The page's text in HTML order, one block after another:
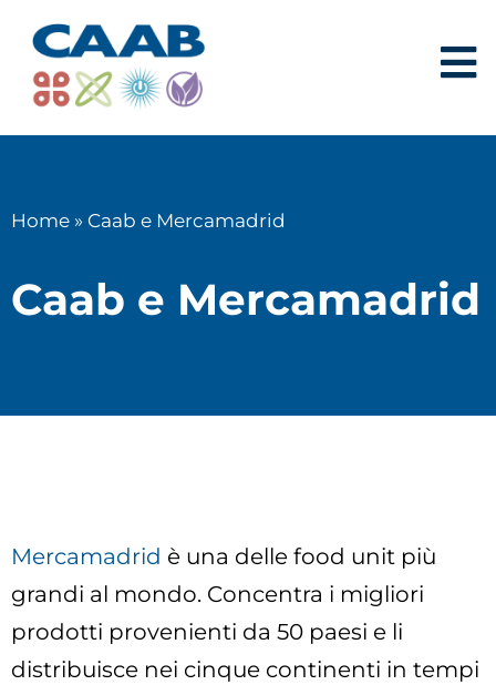
Home » Caab e Mercamadrid
Caab e Mercamadrid
Mercamadrid è una delle food unit più
grandi al mondo. Concentra i migliori
prodotti provenienti da 50 paesi e li
distribuisce nei cinque continenti in tempi